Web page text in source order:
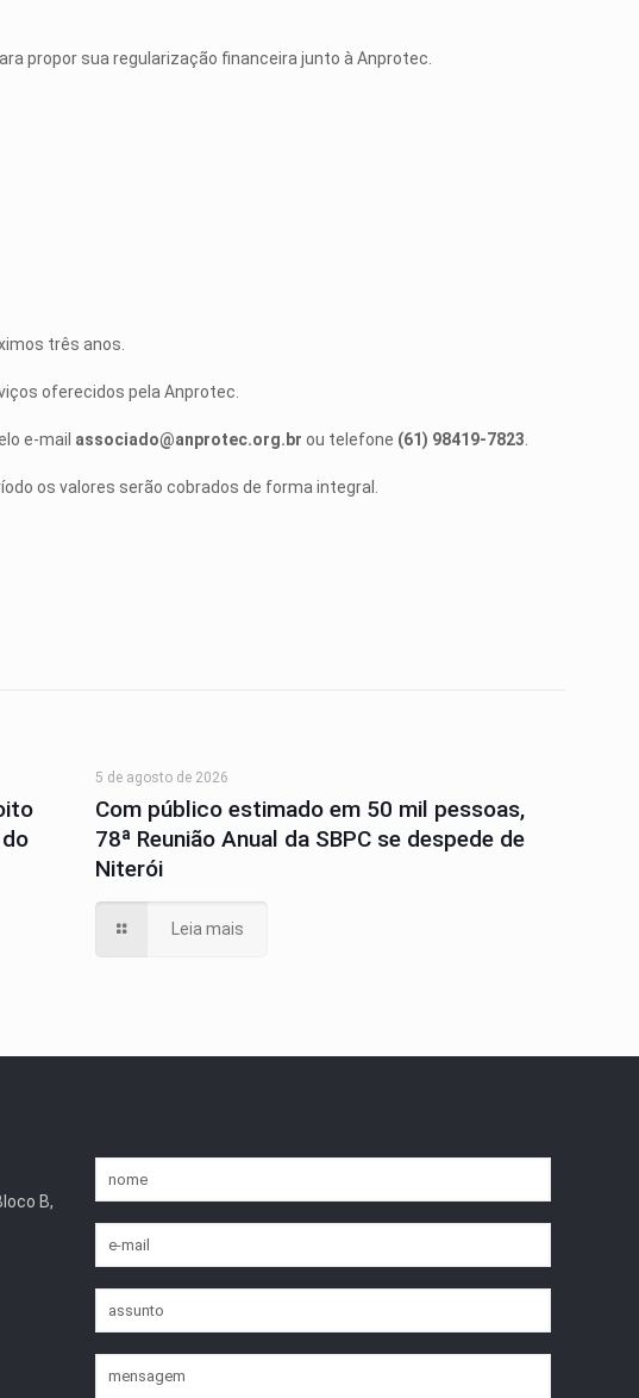
propor sua regularização financeira junto à Anprotec.
três anos.
oferecidos pela Anprotec.
e-mail associado@anprotec.org.br ou telefone (61) 98419-7823
os valores serão cobrados de forma integral.
5 de agosto de 2026
Com público estimado em 50 mil pessoas,
78ª Reunião Anual da SBPC se despede de
Niterói
Leia mais
B,